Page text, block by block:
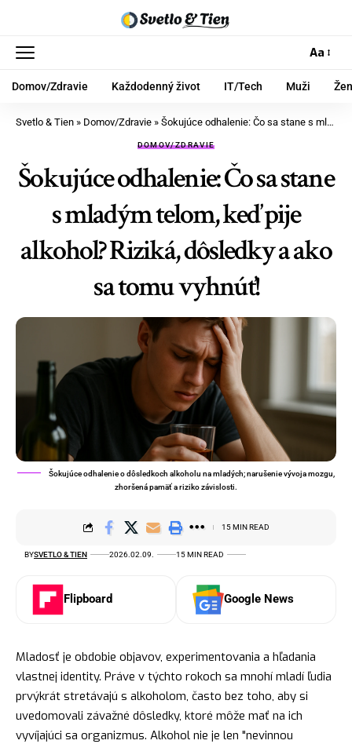
Aa
Domov/Zdravie Každodenný život IT/Tech Muži
Svetlo & Tien » Domov/Zdravie » Šokujúce odhalenie: Čo sa stane s mladým telom, keď pije alkohol? Riziká, dôsledky a ako sa tomu vyhnúť!
DOMOV/ZDRAVIE
Šokujúce odhalenie: Čo sa stane
s mladým telom, keď pije
alkohol? Riziká, dôsledky a ako
sa tomu vyhnúť!
Šokujúce odhalenie o dôsledkoch alkoholu na mladých; narušenie vývoja mozgu,
zhoršená pamäť a riziko závislosti.
BYSVETLO & TIEN 2026.02.09. 15 MIN READ
15 MIN READ
Flipboard Google News
Mladosť je obdobie objavov, experimentovania a hľadania
vlastnej identity. Práve v týchto rokoch sa mnohí mladí ľudia
prvýkrát stretávajú s alkoholom, často bez toho, aby si
uvedomovali závažné dôsledky, ktoré môže mať na ich
vyvíjajúci sa organizmus. Alkohol nie je len "nevinnou